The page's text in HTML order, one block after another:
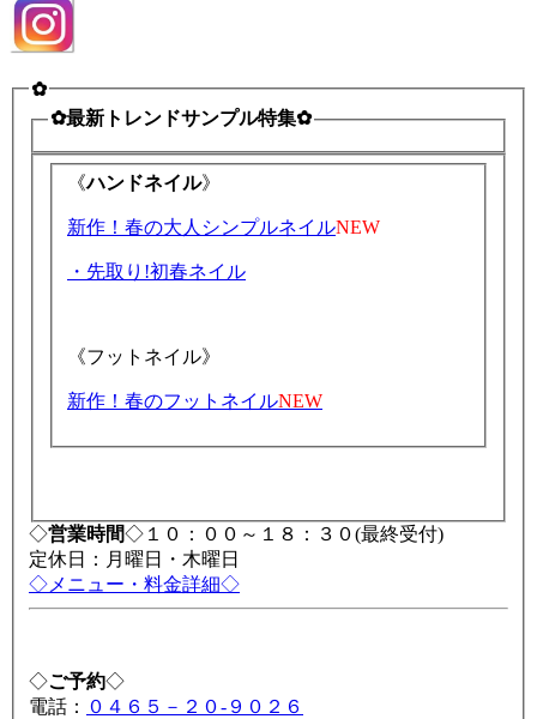
✿
✿最新トレンドサンプル特集✿
《ハンドネイル》
新作！春の大人シンプルネイルNEW
・先取り!初春ネイル
《フットネイル》
新作！春のフットネイルNEW
◇営業時間◇１０：００～１８：３０(最終受付)
定休日：月曜日・木曜日
◇メニュー・料金詳細◇
◇ご予約◇
電話： ０４６５－２０-９０２６